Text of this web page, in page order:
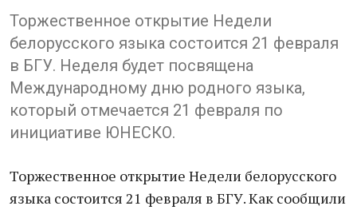
Торжественное открытие Недели
белорусского языка состоится 21 февраля
в БГУ. Неделя будет посвящена
Международному дню родного языка,
который отмечается 21 февраля по
инициативе ЮНЕСКО.
Торжественное открытие Недели белорусского
языка состоится 21 февраля в БГУ. Как сообщили